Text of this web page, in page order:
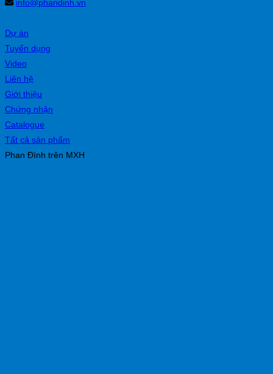
info@phandinh.vn
Dự án
Tuyển dụng
Video
Liên hệ
Giới thiệu
Chứng nhận
Catalogue
Tất cả sản phẩm
Phan Đình trên MXH